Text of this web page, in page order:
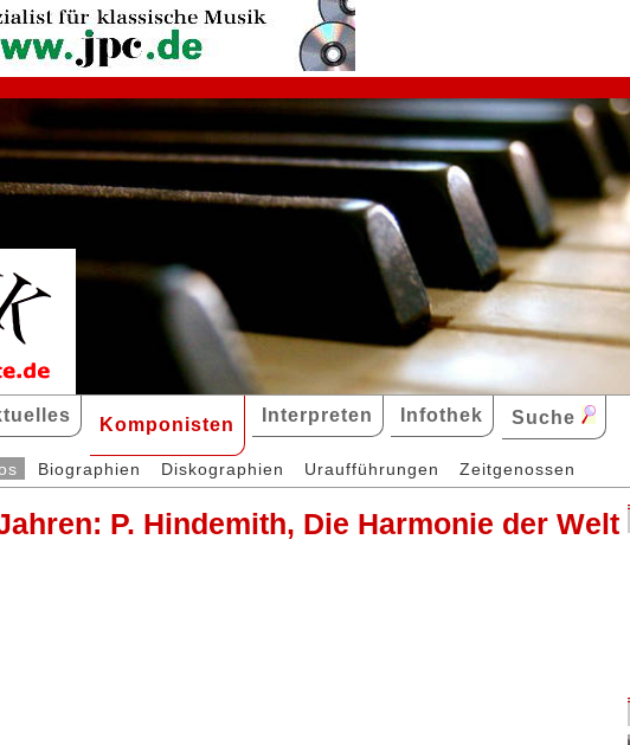
Komponisten Interpreten Infothek Suche
Biographien Diskographien Uraufführungen Zeitgenossen
P. Hindemith, Die Harmonie der Welt